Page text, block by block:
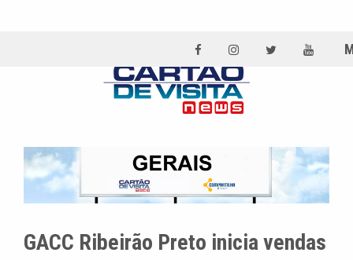
GACC Ribeirão Preto inicia vendas